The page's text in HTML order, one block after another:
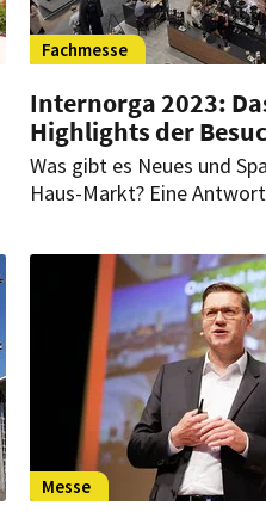
Fachmesse
Internorga 2023:
Highlights der
Was gibt es Neues und
Haus-Markt? Eine
Ort und hat einige
Messe erleben und was
Messe